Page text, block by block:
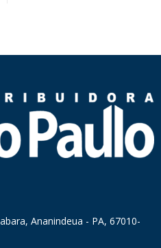
Ananindeua - PA, 67010-